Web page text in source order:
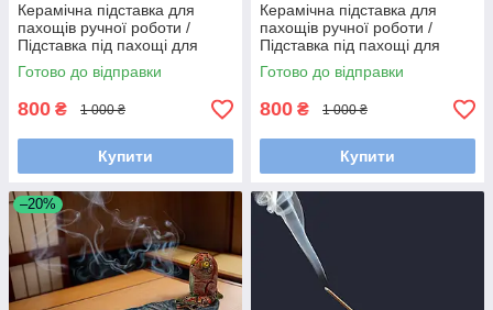
Керамічна підставка для
пахощів ручної роботи /
Підставка під пахощі для
аромапаличок
Готово до відправки
800 ₴ 1 000 ₴
Купити
Керамічна підставка для
пахощів ручної роботи /
Підставка під пахощі для
аромапаличок
Готово до відправки
800 ₴ 1 000 ₴
Купити
–20%